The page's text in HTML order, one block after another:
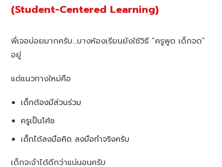
(Student-Centered Learning)
พี่เจอบ่อยมากครับ…บางห้องเรียนยังใช้วิธี “ครูพูด เด็กจด”
อยู่
แต่แนวทางใหม่คือ
เด็กต้องมีส่วนร่วม
ครูเป็นโค้ช
เด็กได้ลงมือคิด ลงมือทำจริงครับ
เด็กจะจำได้ดีกว่าแน่นอนครับ